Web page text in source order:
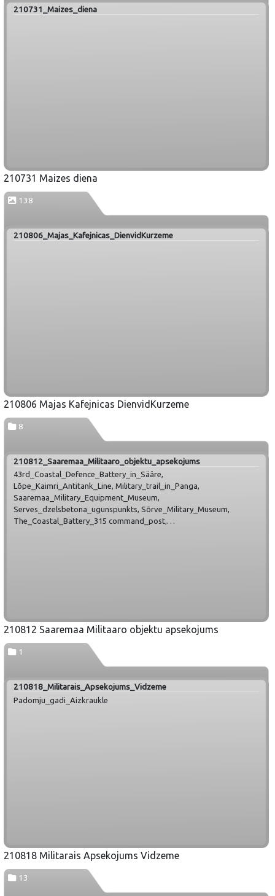
210731_Maizes_diena
210731 Maizes diena
138
210806_Majas_Kafejnicas_DienvidKurzeme
210806 Majas Kafejnicas DienvidKurzeme
8
210812_Saaremaa_Militaaro_objektu_apsekojums
43rd_Coastal_Defence_Battery_in_Sääre,
Lõpe_Kaimri_Antitank_Line, Military_trail_in_Panga,
Saaremaa_Military_Equipment_Museum,
Serves_dzelsbetona_ugunspunkts, Sõrve_Military_Museum,
The_Coastal_Battery_315 command_post,
210812 Saaremaa Militaaro objektu apsekojums
1
210818_Militarais_Apsekojums_Vidzeme
Padomju_gadi_Aizkraukle
210818 Militarais Apsekojums Vidzeme
13